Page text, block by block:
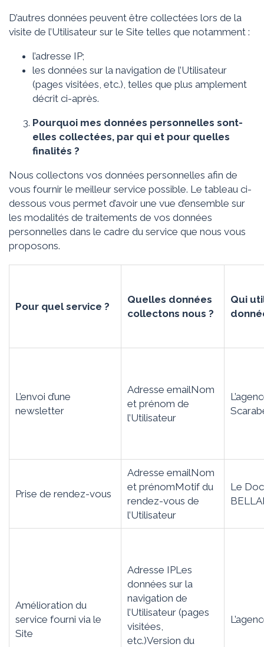
D’autres données peuvent être collectées lors de la
visite de l’Utilisateur sur le Site telles que notamment :
l’adresse IP;
les données sur la navigation de l’Utilisateur
(pages visitées, etc.), telles que plus amplement
décrit ci-après.
Pourquoi mes données personnelles sont-
elles collectées, par qui et pour quelles
finalités ?
Nous collectons vos données personnelles afin de
vous fournir le meilleur service possible. Le tableau ci-
dessous vous permet d’avoir une vue d’ensemble sur
les modalités de traitements de vos données
personnelles dans le cadre du service que nous vous
proposons.
Pour quel service ?
Quelles données
collectons nous ?
Qui
L’envoi d’une
newsletter
Adresse emailNom
et prénom de
l’Utilisateur
Prise de rendez-vous
Adresse emailNom
et prénomMotif du
rendez-vous de
l’Utilisateur
Le
Amélioration du
service fourni via le
Site
Adresse IPLes
données sur la
navigation de
l’Utilisateur (pages
visitées,
etc.)Version du